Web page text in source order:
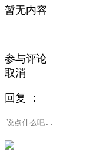
暂无内容
参与评论
取消
回复 ：